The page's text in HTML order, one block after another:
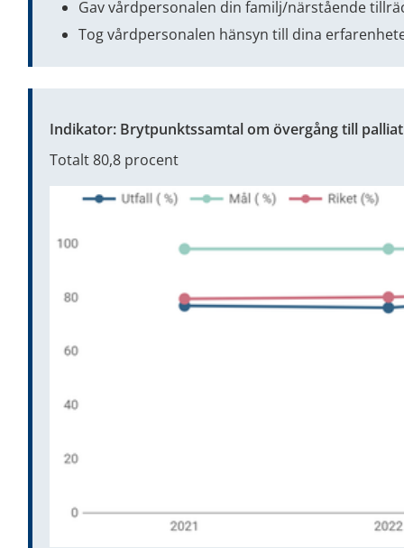
Gav vårdpersonalen din familj/närstående
Tog vårdpersonalen hänsyn till dina
Indikator: Brytpunktssamtal om övergång till
Totalt 80,8 procent